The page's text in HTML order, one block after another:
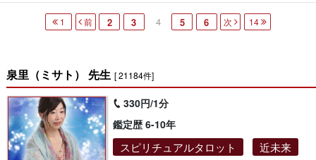
1 前 2 3 4 5 6 次 14
泉里（ミサト） 先生 [ 21184件]
330円/1分
鑑定歴 6-10年
スピリチュアルタロット
近未来